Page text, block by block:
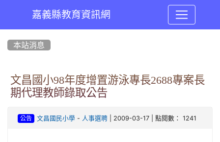
嘉義縣教育資訊網
本站消息
文昌國小98年度增置游泳專長2688專案長
期代理教師錄取公告
公告 文昌國民小學- 人事選聘| 2009-03-17 | 點閱數： 1241